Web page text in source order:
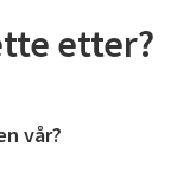
etter?
vår?